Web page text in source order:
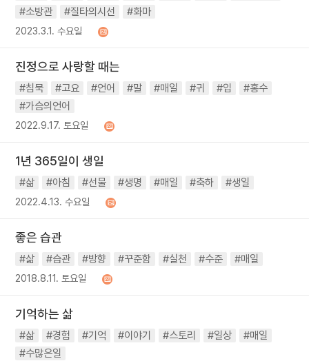
#소방관
#질타의시선 #화마
2023.3.1. 수요일
진정으로 사랑할 때는
#침묵 #고요 #언어 #말 #매일 #귀 #입
#홍수
#가슴의언어
2022.9.17. 토요일
1년 365일이 생일
#삶 #아침 #선물 #생명 #매일 #축하 #생일
2022.4.13. 수요일
좋은 습관
#삶 #습관 #방향 #꾸준함 #실천 #수준 #매일
2018.8.11. 토요일
기억하는 삶
#삶 #경험 #기억 #이야기 #스토리 #일상
#매일
#수많은일